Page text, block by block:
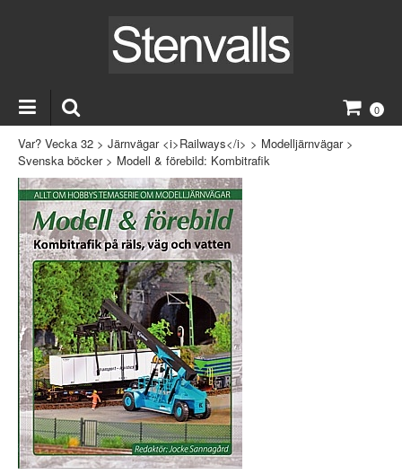
0
Var? Vecka 32 > Järnvägar <i>Railways</i> > Modelljärnvägar>
Svenska böcker> Modell & förebild: Kombitrafik